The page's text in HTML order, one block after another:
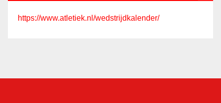
https://www.atletiek.nl/wedstrijdkalender/